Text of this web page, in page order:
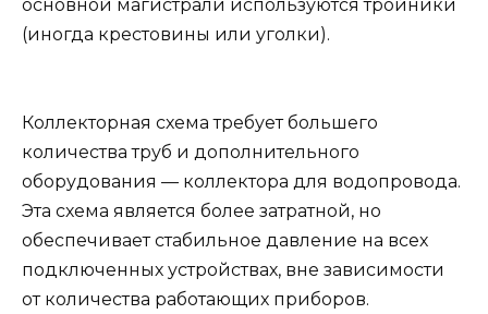
основной магистрали используются тройники
(иногда крестовины или уголки).
Коллекторная схема требует большего
количества труб и дополнительного
оборудования — коллектора для водопровода.
Эта схема является более затратной, но
обеспечивает стабильное давление на всех
подключенных устройствах, вне зависимости
от количества работающих приборов.